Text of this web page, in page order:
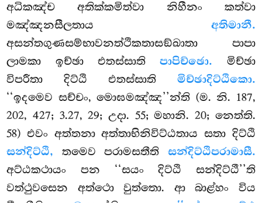
අධිකඤ්ච අතික්කමිත්වා නිහීනං කත්වා
මඤ්ඤනසීලතාය අතිමානී.
අසන්තගුණසම්භාවනත්ථිකතාසඞ්ඛාතා පාපා
ලාමකා ඉච්ඡා එතස්සාතිපාපිච්ඡො. මිච්ඡා
විපරීතා දිට්ඨි එතස්සාති මිච්ඡාදිට්ඨිකො.
‘‘ඉදමෙව සච්චං, මොඝමඤ්ඤ’’න්ති (ම. නි. 187,
202, 427; 3.27, 29; උදා. 55; මහානි. 20; නෙත්ති.
58) එවං අත්තනා අත්තාභිනිවිට්ඨතාය සතා දිට්ඨි
සන්දිට්ඨි, තමෙව පරාමසතීති සන්දිට්ඨිපරාමාසී.
අට්ඨකථායං පන ‘‘සයං දිට්ඨි සන්දිට්ඨී’’ති
වත්ථුවසෙන අත්ථො වුත්තො. ආ බාළ්හං විය